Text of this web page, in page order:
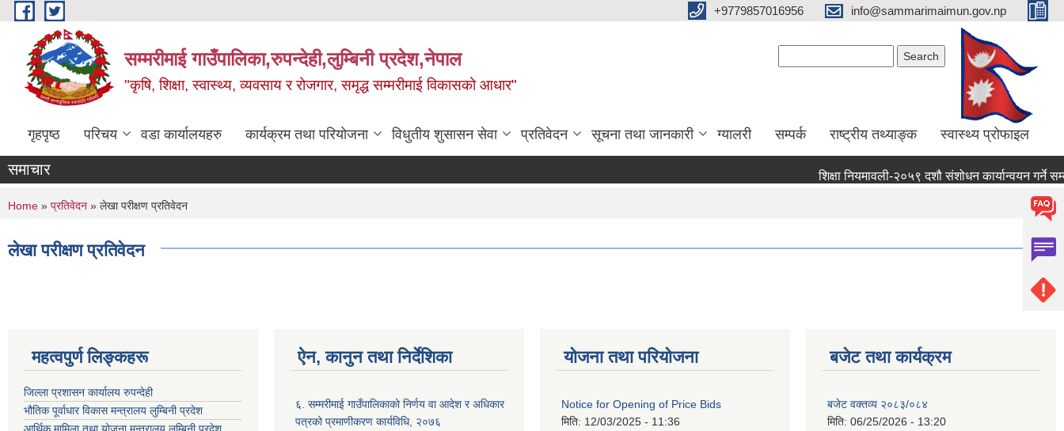
Skip to main content +9779857016956 info@sammarimaimun.gov.np
सम्मरीमाई गाउँपालिका,रुपन्देही,लुम्बिनी प्रदेश,नेपाल
"कृषि, शिक्षा, स्वास्थ्य, व्यवसाय र रोजगार, समृद्ध सम्मरीमाई विकासको आधार"
गृहपृष्ठ परिचय वडा कार्यालयहरु कार्यक्रम तथा परियोजना विधुतीय शुसासन सेवा प्रतिवेदन सूचना तथा जानकारी ग्यालरी सम्पर्क राष्ट्रीय तथ्याङ्क स्वास्थ्य प्रोफाइल
समाचार शिक्षा नियमावली-२०५९ दशौ संशोधन कार्यान्वयन गर्ने
You are here
Home » प्रतिवेदन » लेखा परीक्षण प्रतिवेदन
लेखा परीक्षण प्रतिवेदन
महत्वपुर्ण लिङ्कहरू
जिल्ला प्रशासन कार्यालय रुपन्देही
भौतिक पूर्वाधार विकास मन्त्रालय लुम्बिनी प्रदेश
ऐन, कानुन तथा निर्देशिका
६. सम्मरीमाई गाउँपालिकाको निर्णय वा आदेश र अधिकार
पत्रको प्रमाणीकरण कार्यविधि, २०७६
योजना तथा परियोजना
Notice for Opening of Price Bids
मिति: 12/03/2025 - 11:36
बजेट तथा कार्यक्रम
बजेट वक्तव्य २०८३/०८४
मिति: 06/25/2026 - 13:20